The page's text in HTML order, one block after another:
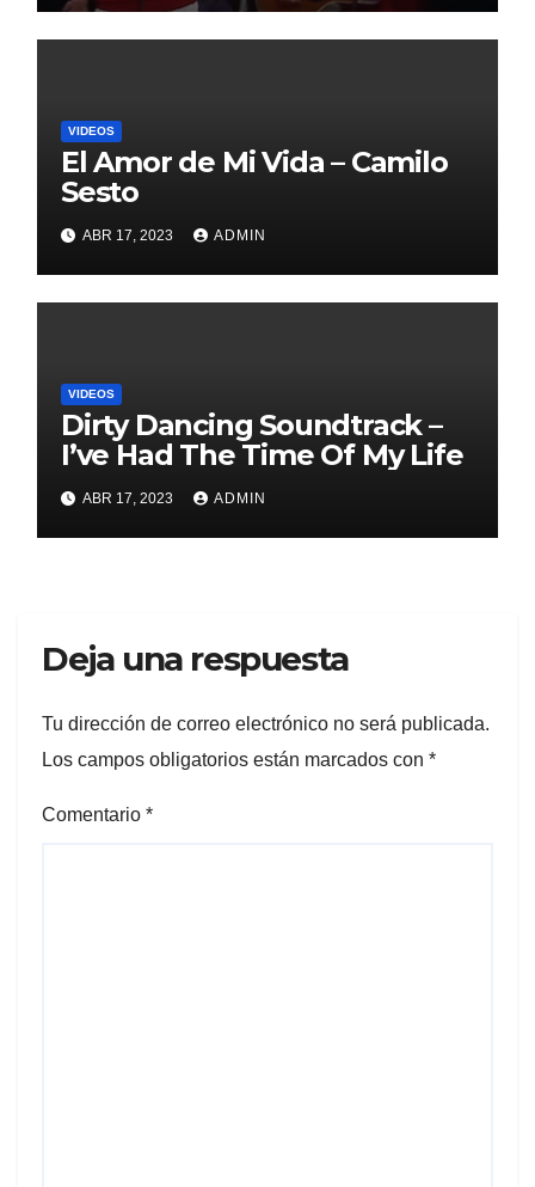
VIDEOS
El Amor de Mi Vida – Camilo
Sesto
ABR 17, 2023 ADMIN
VIDEOS
Dirty Dancing Soundtrack –
I’ve Had The Time Of My Life
ABR 17, 2023 ADMIN
Deja una respuesta
Tu dirección de correo electrónico no será publicada.
Los campos obligatorios están marcados con *
Comentario *